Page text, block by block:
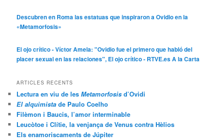
Descubren en Roma las estatuas que inspiraron a Ovidio en la
«Metamorfosis»
El ojo crítico - Víctor Amela: "Ovidio fue el primero que habló del
placer sexual en las relaciones", El ojo crítico - RTVE.es A la Carta
ARTICLES RECENTS
Lectura en viu de lesMetamorfosis d’Ovidi
El alquimista de Paulo Coelho
Filèmon i Baucis, l’amor interminable
Leucòtoe i Clítie, la venjança de Venus contra Hèlios
Els enamoriscaments de Júpiter